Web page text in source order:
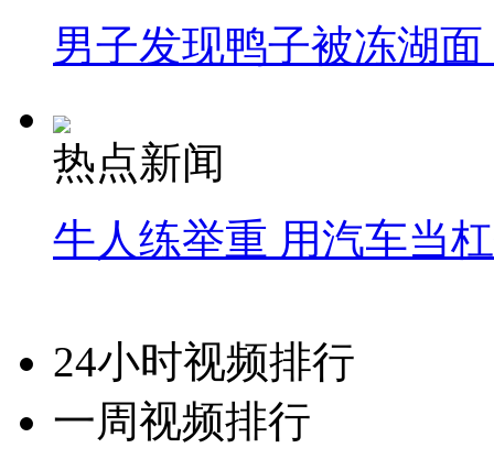
男子发现鸭子被冻湖
热点新闻
牛人练举重 用汽车当
24小时视频排行
一周视频排行